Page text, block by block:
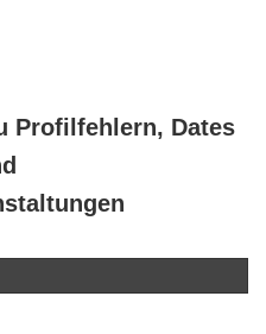
Profilfehlern, Dates